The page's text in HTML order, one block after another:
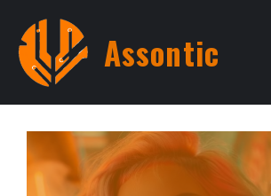
contenu
Assontic